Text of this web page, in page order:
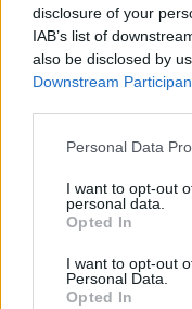
disclosure of your
IAB’s list of
also be disclosed by
Downstream
Please note that this
not limited to your
grant or deny consent
use your data for
consent section.
Personal Data
I want to opt-out
personal data.
Opted In
I want to opt-out
Personal Data.
Opted In
Η κυκλοφορία
ανωτέρω Φάσεις Α’
χρειαστούν
εκάστη.
Φάσης εργασιών,
Η Ολυμπία Οδός